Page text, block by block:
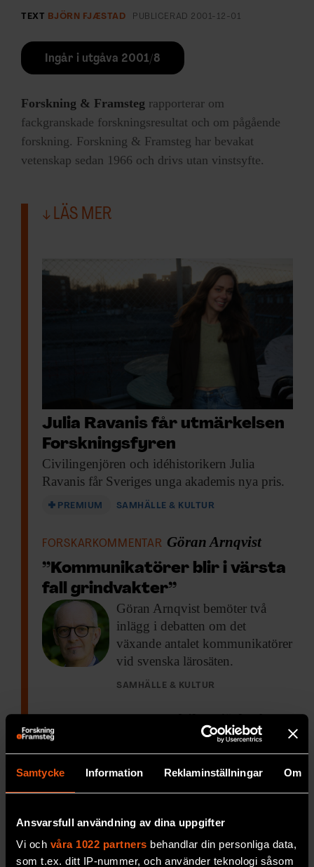
Samtycke Information Reklaminställningar Om
Ansvarsfull användning av dina uppgifter
Vi och våra 1022 partners behandlar din personliga data,
som t.ex. ditt IP-nummer, och använder teknologi såsom
TEXT BJÖRN FJÆSTAD PUBLICERAD 2001-12-01
Ingår i utgåva 2001/8
Forskning & Framsteg rapporterar om
fackgranskade forskningsresultat och om pågående
forskning. Forskning & Framsteg har bevakat
vetenskap sedan 1966 och drivs utan vinstsyfte.
LÄS MER
Julia Ravanis får utmärkelsen
Forskningsfyren
Civilingenjören och idéhistorikern Julia
Ravanis får Sveriges unga akademis nya pris.
PREMIUM SAMHÄLLE & KULTUR
FORSKARKOMMENTAR Göran Arnqvist
”Kommunikatörer blir i värsta
fall grindvakter”
Göran Arnqvist bemöter två
inlägg i debatten om det
växande antalet kommunikatörer
vid svenska lärosäten.
SAMHÄLLE & KULTUR
Ulrika Björkstén
”Diskutera
kommunikatörernas
Kommunikatörer kan skapa
bättre dialog mellan forskning
och det omgivande samhället,